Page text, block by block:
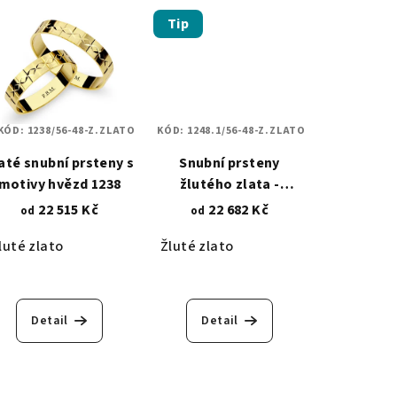
snubní prsteny s
motivy hvězd 1238
od 22 515 Kč
zlato
Detail
1238/56-48-Z.ZLATO
Tip
Snubní prsteny
žlutého zlata -
diamantový lesklý
od 22 682 Kč
Žluté zlato
Detail
KÓD: 1248.1/56-48-Z.ZLATO